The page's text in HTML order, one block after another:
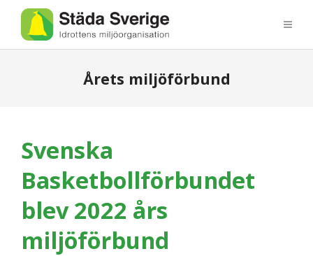
Årets miljöförbund
Svenska
Basketbollförbundet
blev 2022 års
miljöförbund